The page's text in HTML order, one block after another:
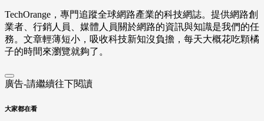
TechOrange，專門追蹤全球網路產業的科技網誌。提供網路創
業者、行銷人員、媒體人員關於網路的資訊與知識是我們的任
務。文章輕薄短小，吸收科技新知沒負擔，每天大概花吃顆橘
子的時間來瀏覽就夠了。
廣告-請繼續往下閱讀
大家都在看